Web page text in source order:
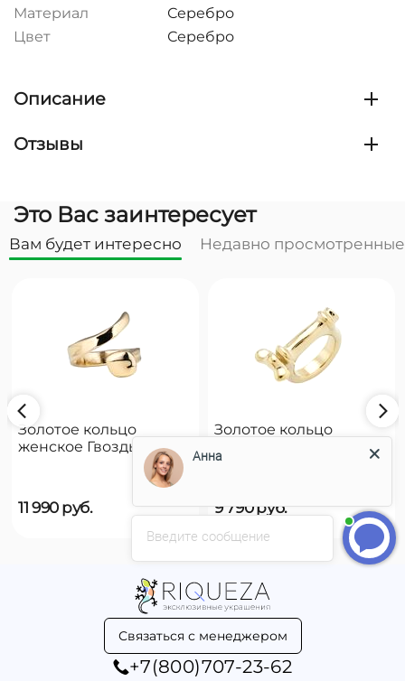
Материал
Серебро
Цвет
Серебро
Описание
Отзывы
Это Вас заинтересует
Вам будет интересно Недавно просмотренные
Золотое кольцо
женское Гвоздь
11 990 руб.
Золотое кольцо
UNOde50 Reward
9 790руб.
Связаться с менеджером
+7(800)707-23-62
Введите сообщение
Анна